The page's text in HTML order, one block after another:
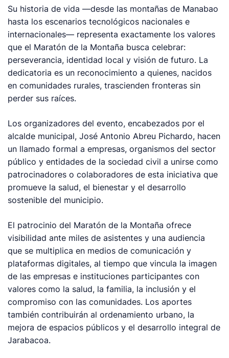
Su historia de vida —desde las montañas de Manabao
hasta los escenarios tecnológicos nacionales e
internacionales— representa exactamente los valores
que el Maratón de la Montaña busca celebrar:
perseverancia, identidad local y visión de futuro. La
dedicatoria es un reconocimiento a quienes, nacidos
en comunidades rurales, trascienden fronteras sin
perder sus raíces.
Los organizadores del evento, encabezados por el
alcalde municipal, José Antonio Abreu Pichardo, hacen
un llamado formal a empresas, organismos del sector
público y entidades de la sociedad civil a unirse como
patrocinadores o colaboradores de esta iniciativa que
promueve la salud, el bienestar y el desarrollo
sostenible del municipio.
El patrocinio del Maratón de la Montaña ofrece
visibilidad ante miles de asistentes y una audiencia
que se multiplica en medios de comunicación y
plataformas digitales, al tiempo que vincula la imagen
de las empresas e instituciones participantes con
valores como la salud, la familia, la inclusión y el
compromiso con las comunidades. Los aportes
también contribuirán al ordenamiento urbano, la
mejora de espacios públicos y el desarrollo integral de
Jarabacoa.